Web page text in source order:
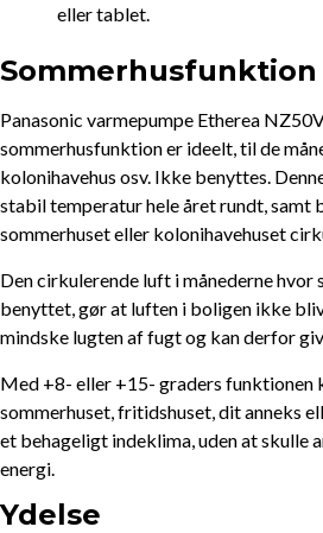
eller tablet.
Sommerhusfunktion
Panasonic varmepumpe Etherea
sommerhusfunktion er ideelt, til de
kolonihavehus osv. Ikke benyttes.
stabil temperatur hele året rundt, samt
sommerhuset eller kolonihavehuset
Den cirkulerende luft i månederne
benyttet, gør at luften i boligen ikke
mindske lugten af fugt og kan derfor
Med +8- eller +15- graders funktionen
sommerhuset, fritidshuset, dit anneks
et behageligt indeklima, uden at skulle
energi.
Ydelse